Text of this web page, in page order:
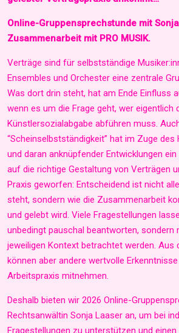
Online-Gruppensprechstunde mit
Zusammenarbeit mit PRO MUSIK.
Verträge sind für selbstständige
Ensembles und Orchester eine zentrale
Was dort drin steht, hat am Ende Einfluss
wenn es um die Frage geht, wer eigentlich
Künstlersozialabgabe abführen muss.
“Scheinselbstständigkeit” hat im Zuge des
und daran anknüpfender Entwicklungen
auf die richtige Gestaltung von Verträgen
Praxis geworfen: Entscheidend ist nicht
steht, sondern wie die Zusammenarbeit
und gelebt wird. Viele Fragestellungen
unbedingt pauschal beantworten, sondern
jeweiligen Kontext betrachtet werden. Aus
können aber andere wertvolle
Arbeitspraxis mitnehmen.
Deshalb bieten wir 2026 Online-
Rechtsanwältin Sonja Laaser an, um bei